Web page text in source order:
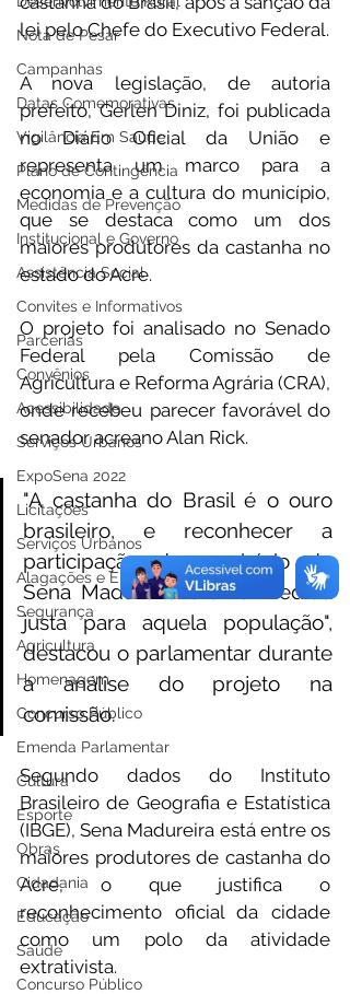
Nota de Pesar
Campanhas
Datas Comemorativas
Vigilância Em Saúde
Plano de Contingência
Medidas de Prevenção
Institucional e Governo
Assistência Social
Convites e Informativos
Parcerias
Convênios
Acessibilidade
Serviços Urbanos
ExpoSena 2022
Licitações
Serviços Urbanos
Alagações e Enchentes
Segurança
Agricultura
Homenagem
Concurso Público
Emenda Parlamentar
Cultura
Esporte
Obras
Cidadania
Educação
Saúde
Concurso Público
lei pelo Chefe do Executivo Federal.
A nova legislação, de autoria
prefeito, Gerlen Diniz, foi publicada
no Diário Oficial da União e
representa um marco para a
economia e a cultura do município,
que se destaca como um dos
maiores produtores da castanha no
estado do Acre.
O projeto foi analisado no Senado
Federal pela Comissão de
Agricultura e Reforma Agrária (CRA),
onde recebeu parecer favorável do
senador acreano Alan Rick.
"A castanha do Brasil é o ouro
brasileiro, e reconhecer a
participação do município de
Sena Madureira é uma medida
justa para aquela população",
destacou o parlamentar durante
a análise do projeto na
comissão.
Segundo dados do Instituto
Brasileiro de Geografia e Estatística
(IBGE), Sena Madureira está entre os
maiores produtores de castanha do
Acre, o que justifica o
reconhecimento oficial da cidade
como um polo da atividade
extrativista.